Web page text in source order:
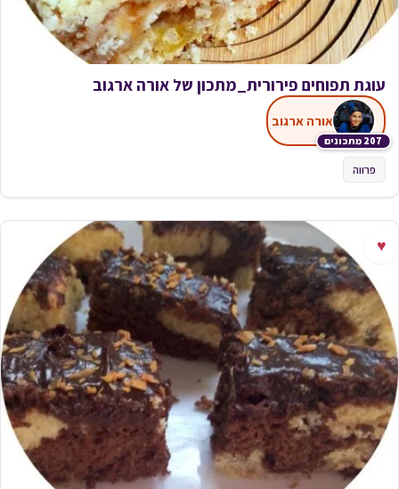
עוגת תפוחים פירורית_מתכון של אורה ארגוב
207 מתכונים
אורה ארגוב
פרווה
♥